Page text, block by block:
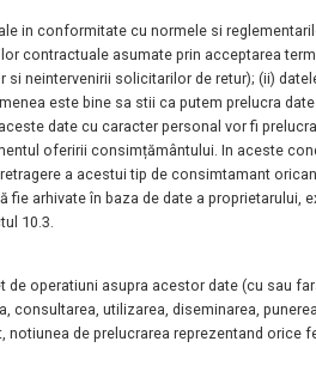
in conformitate cu normele si
contractuale asumate prin acceptarea
si neintervenirii solicitarilor de retur); (ii)
este bine sa stii ca putem prelucra date
date cu caracter personal vor fi
oferirii consimțământului. In aceste
a acestui tip de consimtamant
arhivate în baza de date a proprietarului,
10.3.
de operatiuni asupra acestor date (cu sau
consultarea, utilizarea, diseminarea,
notiunea de prelucrarea reprezentand orice